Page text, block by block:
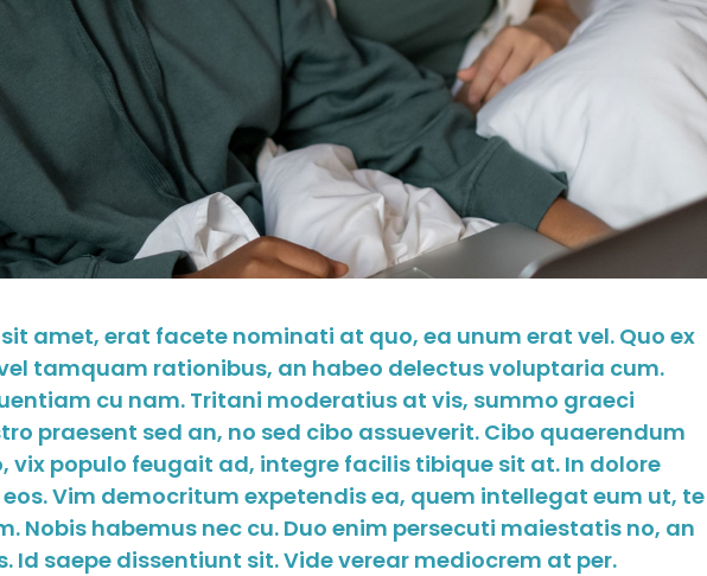
amet, erat facete nominati at quo, ea unum erat vel. Quo ex
tamquam rationibus, an habeo delectus voluptaria cum.
cu nam. Tritani moderatius at vis, summo graeci
praesent sed an, no sed cibo assueverit. Cibo quaerendum
vix populo feugait ad, integre facilis tibique sit at. In dolore
Vim democritum expetendis ea, quem intellegat eum ut, te
Nobis habemus nec cu. Duo enim persecuti maiestatis no, an
Id saepe dissentiunt sit. Vide verear mediocrem at per.